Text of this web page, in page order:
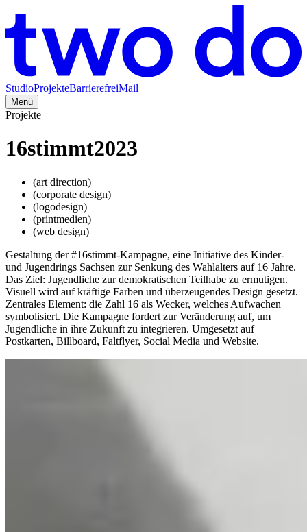
StudioProjekteBarrierefreiMail
Menü
Projekte
16stimmt2023
(art direction)
(corporate design)
(logodesign)
(printmedien)
(web design)
Gestaltung der #16stimmt-Kampagne, eine Initiative des Kinder-
und Jugendrings Sachsen zur Senkung des Wahlalters auf 16 Jahre.
Das Ziel: Jugendliche zur demokratischen Teilhabe zu ermutigen.
Visuell wird auf kräftige Farben und überzeugendes Design gesetzt.
Zentrales Element: die Zahl 16 als Wecker, welches Aufwachen
symbolisiert. Die Kampagne fordert zur Veränderung auf, um
Jugendliche in ihre Zukunft zu integrieren. Umgesetzt auf
Postkarten, Billboard, Faltflyer, Social Media und Website.